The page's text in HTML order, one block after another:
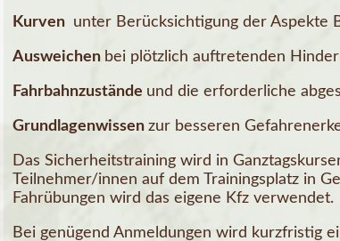
Kurven unter Berücksichtigung der Aspekte
Ausweichen bei plötzlich auftretenden
Fahrbahnzustände und die erforderliche
Grundlagenwissen zur besseren
Das Sicherheitstraining wird in
Teilnehmer/innen auf dem Trainingsplatz in
Fahrübungen wird das eigene Kfz verwendet.
Bei genügend Anmeldungen wird kurzfristig